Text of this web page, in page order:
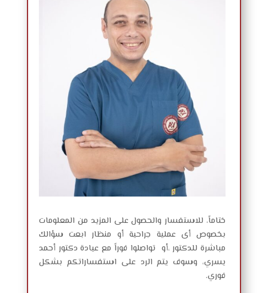
ختاماً، للاستفسار والحصول على المزيد من المعلومات
بخصوص أى عملية جراحية أو منظار ابعت سؤالك
مباشرة للدكتور ،أو تواصلوا فوراً مع عيادة دكتور أحمد
يسري، وسوف يتم الرد على استفساراتكم بشكل
فوري.